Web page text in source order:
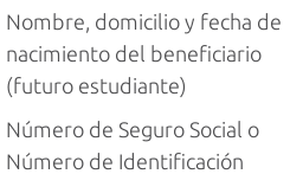
Nombre, domicilio y fecha de
nacimiento del beneficiario
(futuro estudiante)
Número de Seguro Social o
Número de Identificación